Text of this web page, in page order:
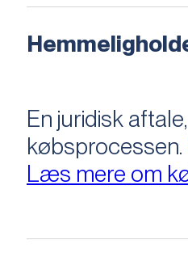
En juridisk
Læs mere om